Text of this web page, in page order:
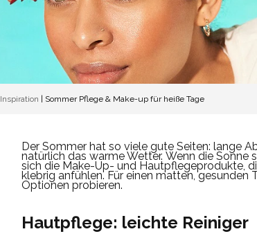
Inspiration | Sommer Pflege & Make-up für heiße Tage
Der Sommer hat so viele gute Seiten: lange
natürlich das warme Wetter. Wenn die Sonne
sich die Make-Up- und Hautpflegeprodukte,
klebrig anfühlen. Für einen matten, gesunden
Optionen probieren.
Hautpflege: leichte Reiniger